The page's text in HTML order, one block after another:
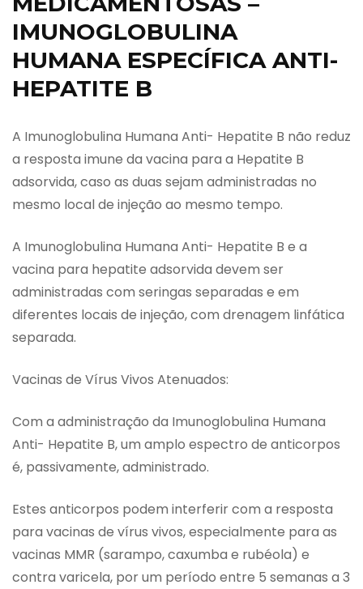
IMUNOGLOBULINA
HUMANA ESPECÍFICA ANTI-
HEPATITE B
A Imunoglobulina Humana Anti- Hepatite B não reduz
a resposta imune da vacina para a Hepatite B
adsorvida, caso as duas sejam administradas no
mesmo local de injeção ao mesmo tempo.
A Imunoglobulina Humana Anti- Hepatite B e a
vacina para hepatite adsorvida devem ser
administradas com seringas separadas e em
diferentes locais de injeção, com drenagem linfática
separada.
Vacinas de Vírus Vivos Atenuados:
Com a administração da Imunoglobulina Humana
Anti- Hepatite B, um amplo espectro de anticorpos
é, passivamente, administrado.
Estes anticorpos podem interferir com a resposta
para vacinas de vírus vivos, especialmente para as
vacinas MMR (sarampo, caxumba e rubéola) e
contra varicela, por um período entre 5 semanas a 3